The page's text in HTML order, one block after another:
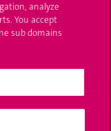
analyze
You accept
sub domains